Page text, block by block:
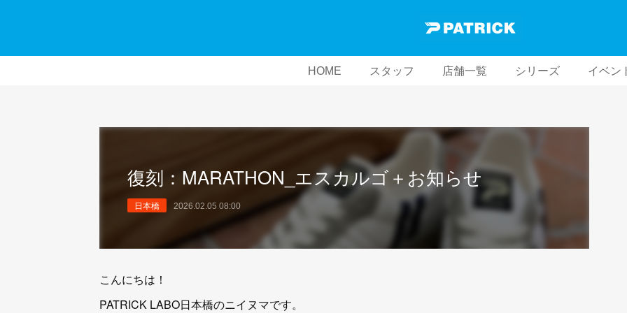
HOME スタッフ 店舗一覧 シリーズ イベン
復刻：MARATHON_エスカルゴ＋お知らせ
日本橋 2026.02.05 08:00
こんにちは！
PATRICK LABO日本橋のニイヌマです。